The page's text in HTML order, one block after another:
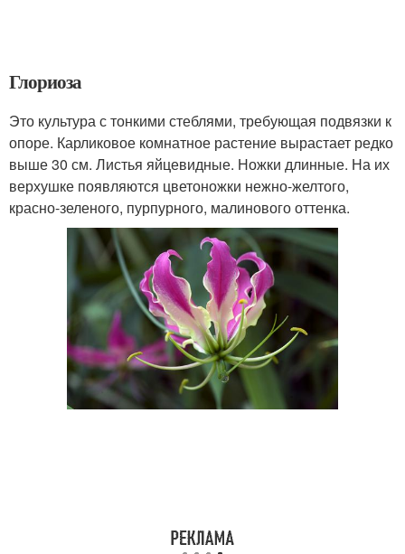
Глориоза
Это культура с тонкими стеблями, требующая подвязки к
опоре. Карликовое комнатное растение вырастает редко
выше 30 см. Листья яйцевидные. Ножки длинные. На их
верхушке появляются цветоножки нежно-желтого,
красно-зеленого, пурпурного, малинового оттенка.